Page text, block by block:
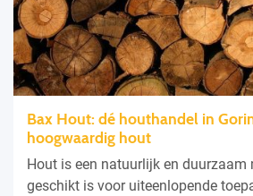
Bax Hout: dé houthandel in
hoogwaardig hout
Hout is een natuurlijk en duurzaam
geschikt is voor uiteenlopende